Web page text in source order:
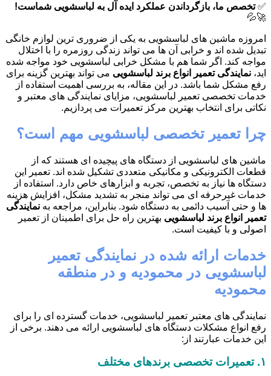
✅تخصص ما، بازگرداندن عملکرد ایده آل به لباسشویی شماست!
🚀💦
امروزه ماشین های لباسشویی به یکی از ضروری ترین لوازم خانگی
تبدیل شده اند و خرابی آن ها می تواند زندگی روزمره را با اختلال
مواجه کند. اگر شما هم با مشکل خرابی لباسشویی خود مواجه شده
اید، نمایندگی تعمیر انواع برند لباسشویی می تواند بهترین گزینه برای
رفع مشکل شما باشد. در این مقاله، به بررسی اهمیت استفاده از
خدمات تخصصی تعمیر لباسشویی، مزایای نمایندگی های معتبر و
نکاتی برای انتخاب بهترین مرکز تعمیرات می پردازیم.
چرا تعمیر تخصصی لباسشویی مهم است؟
ماشین های لباسشویی از دستگاه های پیچیده ای هستند که از
قطعات الکترونیکی و مکانیکی متعددی تشکیل شده اند. تعمیر این
دستگاه ها نیاز به تخصص، تجربه و ابزارهای خاص دارد. استفاده از
خدمات غیرحرفه ای می تواند منجر به تشدید مشکل، افزایش هزینه
ها و حتی آسیب دائمی به دستگاه شود. بنابراین، مراجعه به نمایندگی
تعمیر انواع برند لباسشویی بهترین راه حل برای اطمینان از تعمیر
اصولی و با کیفیت است.
خدمات ارائه شده در نمایندگی تعمیر
لباسشویی در محمودیه و در منطقه
محمودیه
نمایندگی های معتبر تعمیر لباسشویی، خدمات گسترده ای را برای
رفع انواع مشکلات دستگاه های لباسشویی ارائه می دهند. برخی از
این خدمات عبارتند از:
۱. تعمیرات تخصصی برندهای مختلف